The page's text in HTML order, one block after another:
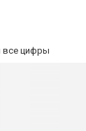
все цифры